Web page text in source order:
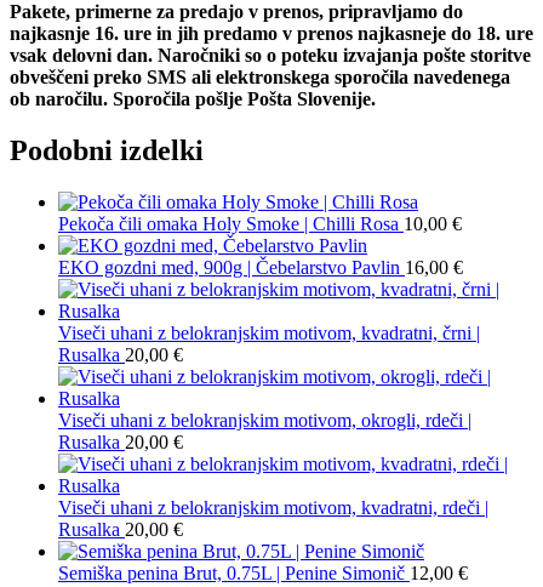
Pakete, primerne za predajo v prenos, pripravljamo do
najkasnje 16. ure in jih predamo v prenos najkasneje do 18. ure
vsak delovni dan. Naročniki so o poteku izvajanja pošte storitve
obveščeni preko SMS ali elektronskega sporočila navedenega
ob naročilu. Sporočila pošlje Pošta Slovenije.
Podobni izdelki
Pekoča čili omaka Holy Smoke | Chilli Rosa 10,00 €
EKO gozdni med, 900g | Čebelarstvo Pavlin 16,00 €
Viseči uhani z belokranjskim motivom, kvadratni, črni |
Rusalka 20,00 €
Viseči uhani z belokranjskim motivom, okrogli, rdeči |
Rusalka 20,00 €
Viseči uhani z belokranjskim motivom, kvadratni, rdeči |
Rusalka 20,00 €
Semiška penina Brut, 0.75L | Penine Simonič 12,00 €